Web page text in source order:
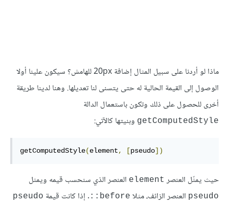
ماذا لو أردنا على سبيل المثال إضافة 20px للهامش؟ سيكون علينا أولا
الوصول إلى القيمة الحالية له حتى يتسنى لنا تعديلها. وهنا لدينا طريقة
أخرى للحصول على ذلك وتكون باستعمال الدالة
getComputedStyle وبنيتها كالآتي:
getComputedStyle(element, [pseudo])
حيث يمثّل العنصر element العنصر الذي سنحسب قيمه ويمثل
pseudo العنصر الزائف، مثلا before:: . إذا كانت قيمة pseudo